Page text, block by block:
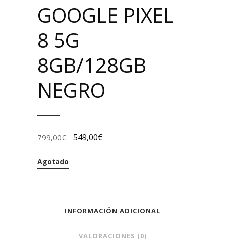
GOOGLE PIXEL
8 5G
8GB/128GB
NEGRO
799,00€ 549,00€
Agotado
INFORMACIÓN ADICIONAL
VALORACIONES (0)